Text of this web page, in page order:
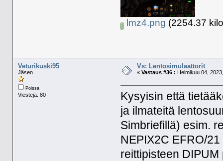
lmz4.png (2254.37
Veturikuski95
Jäsen
Poissa
Viestejä: 80
Vs: Lentosimulaattorit
« Vastaus #36 : Helmikuu 04,
Kysyisin että
ja ilmateitä
Simbriefillä) esim.
NEPIX2C EFRO/
reittipisteen